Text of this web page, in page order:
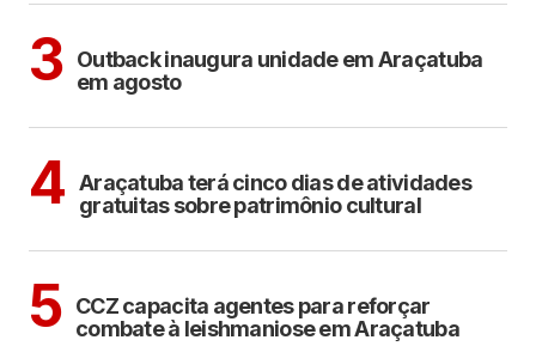
3 Outback inaugura unidade em Araçatuba
em agosto
4 Araçatuba terá cinco dias de atividades
gratuitas sobre patrimônio cultural
5 CCZ capacita agentes para reforçar
combate à leishmaniose em Araçatuba